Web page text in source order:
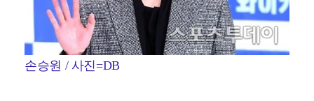
손승원 / 사진=DB